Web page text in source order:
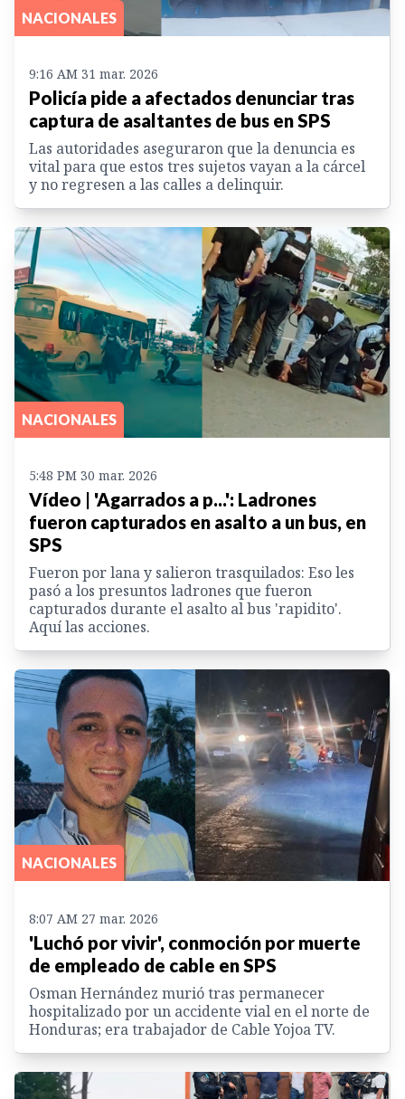
NACIONALES
9:16 AM 31 mar. 2026
Policía pide a afectados denunciar tras
captura de asaltantes de bus en SPS
Las autoridades aseguraron que la denuncia es
vital para que estos tres sujetos vayan a la cárcel
y no regresen a las calles a delinquir.
NACIONALES
5:48 PM 30 mar. 2026
Vídeo | 'Agarrados a p...': Ladrones
fueron capturados en asalto a un bus, en
SPS
Fueron por lana y salieron trasquilados: Eso les
pasó a los presuntos ladrones que fueron
capturados durante el asalto al bus 'rapidito'.
Aquí las acciones.
NACIONALES
8:07 AM 27 mar. 2026
'Luchó por vivir', conmoción por muerte
de empleado de cable en SPS
Osman Hernández murió tras permanecer
hospitalizado por un accidente vial en el norte de
Honduras; era trabajador de Cable Yojoa TV.